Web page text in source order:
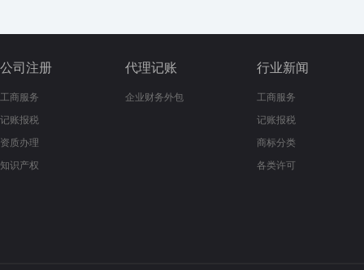
公司注册
工商服务
记账报税
资质办理
知识产权
代理记账
企业财务外包
行业新闻
工商服务
记账报税
商标分类
各类许可